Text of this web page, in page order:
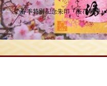
投
稿
ナ
ビ
≪春季特別記念朱印『桜花爛漫』